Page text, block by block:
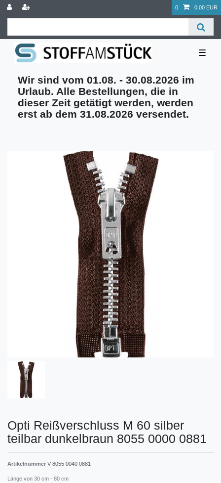
0 0,00 EUR
☰
Wir sind vom 01.08. - 30.08.2026 im
Urlaub. Alle Bestellungen, die in
dieser Zeit getätigt werden, werden
erst ab dem 31.08.2026 versendet.
Opti Reißverschluss M 60 silber
teilbar dunkelbraun 8055 0000 0881
Artikelnummer V 8055 0040 0881
Länge von 30 cm - 80 cm